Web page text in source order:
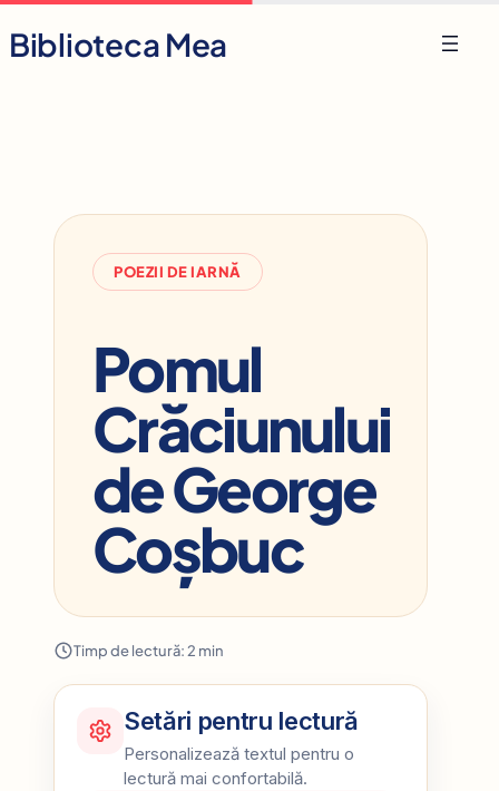
to
Biblioteca Mea
POEZII DE IARNĂ
Pomul
Crăciunului
de George
Coșbuc
Timp de lectură: 2 min
Setări pentru lectură
Personalizează textul pentru o
lectură mai confortabilă.